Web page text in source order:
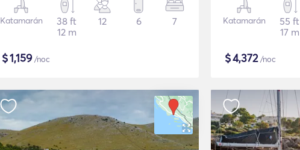
Katamarán
38 ft
12 m
12 6 7
$1,159/noc
Katamarán
55 ft
17 m
$4,372/noc